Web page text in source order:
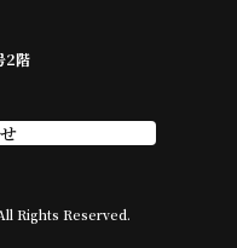
2階
Rights Reserved.